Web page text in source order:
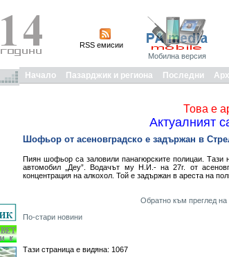
RSS емисии
Мобилна версия
Начало Пазарджик и региона Последни
Това е
Актуалният
Шофьор от асеновградско е задържан в
Пиян шофьор са заловили панагюрските полицаи.
автомобил „Деу”. Водачът му Н.И.- на 27г. от
концентрация на алкохол. Той е задържан в ареста на
Обратно към преглед на
По-стари новини
Тази страница е видяна: 1067